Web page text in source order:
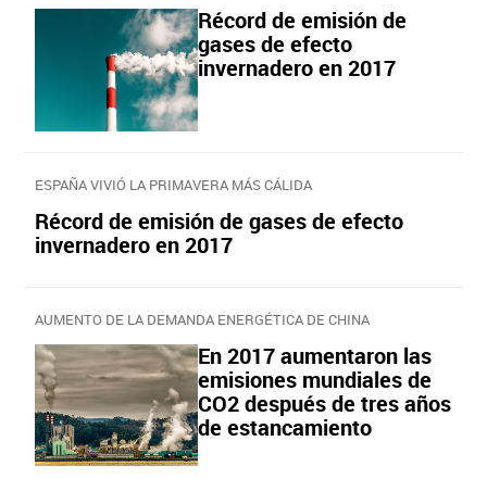
Récord de emisión de
gases de efecto
invernadero en 2017
ESPAÑA VIVIÓ LA PRIMAVERA MÁS CÁLIDA
Récord de emisión de gases de efecto
invernadero en 2017
AUMENTO DE LA DEMANDA ENERGÉTICA DE CHINA
En 2017 aumentaron las
emisiones mundiales de
CO2 después de tres años
de estancamiento